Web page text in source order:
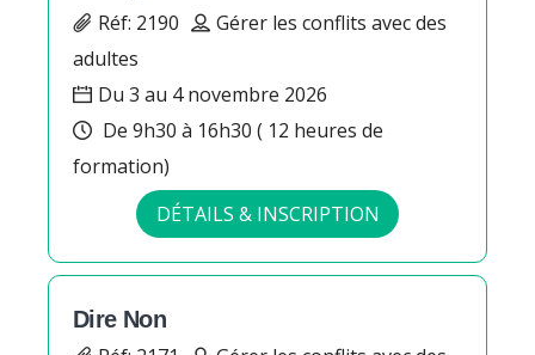
Réf: 2190
Gérer les conflits avec des
adultes
Du 3 au 4 novembre 2026
De 9h30 à 16h30 ( 12 heures de
formation)
DÉTAILS & INSCRIPTION
Dire Non